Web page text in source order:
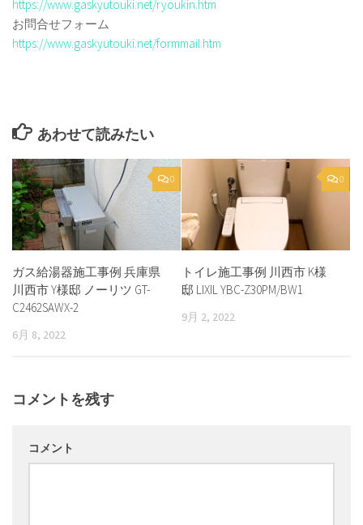
https://www.gaskyutouki.net/ryoukin.htm
お問合せフォーム
https://www.gaskyutouki.net/formmail.htm
あわせて読みたい
0
ガス給湯器施工事例 兵庫県
川西市 Y様邸 ノーリツ GT-
C2462SAWX-2
6月 8, 2022
0
トイレ施工事例 川西市 K様
邸 LIXIL YBC-Z30PM/BW1
9月 2, 2022
コメントを残す
コメント